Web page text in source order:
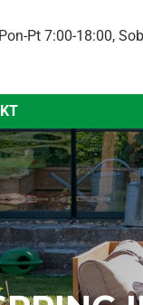
Pt 7:00-18:00,